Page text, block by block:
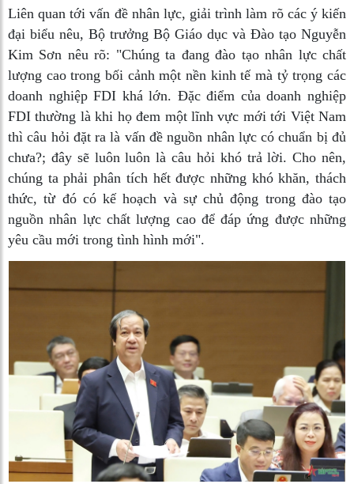
Liên quan tới vấn đề nhân lực, giải trình làm rõ các ý kiến
đại biểu nêu, Bộ trưởng Bộ Giáo dục và Đào tạo Nguyễn
Kim Sơn nêu rõ: "Chúng ta đang đào tạo nhân lực chất
lượng cao trong bối cảnh một nền kinh tế mà tỷ trọng các
doanh nghiệp FDI khá lớn. Đặc điểm của doanh nghiệp
FDI thường là khi họ đem một lĩnh vực mới tới Việt Nam
thì câu hỏi đặt ra là vấn đề nguồn nhân lực có chuẩn bị đủ
chưa?; đây sẽ luôn luôn là câu hỏi khó trả lời. Cho nên,
chúng ta phải phân tích hết được những khó khăn, thách
thức, từ đó có kế hoạch và sự chủ động trong đào tạo
nguồn nhân lực chất lượng cao để đáp ứng được những
yêu cầu mới trong tình hình mới".